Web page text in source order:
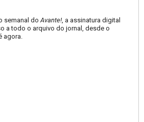
semanal doAvante!, a assinatura digital
a todo o arquivo do jornal, desde o
agora.